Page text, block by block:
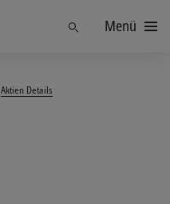
FindenMenü
Aktien Details